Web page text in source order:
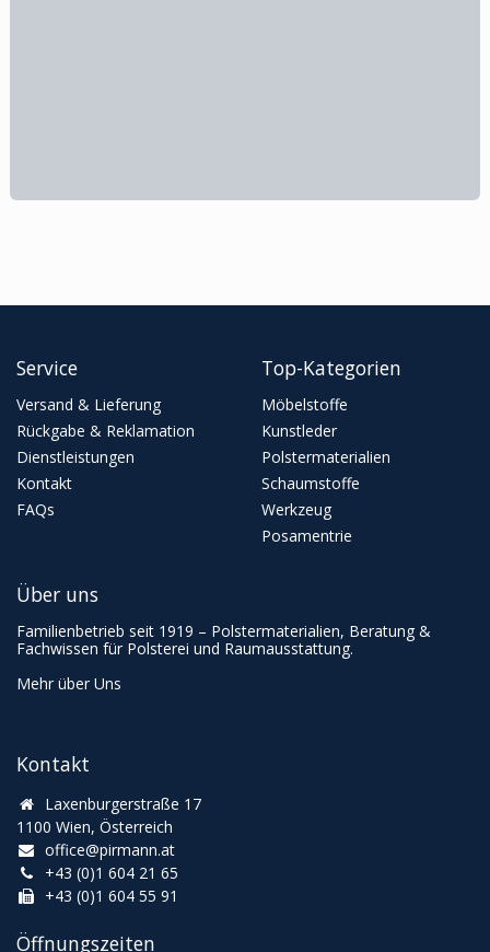
Service
Versand & Lieferung
Rückgabe & Reklamation
Dienstleistungen
Kontakt
FAQs
Top-Kategorien
Möbelstoffe
Kunstleder
Polstermaterialien
Schaumstoffe
Werkzeug
Posamentrie
Kontakt
Laxenburgerstraße 17
1100 Wien, Österreich
office@pirmann.at
+43 (0)1 604 21 65
+43 (0)1 604 55 91
Öffnungszeiten
Über uns
Familienbetrieb seit 1919 – Polstermaterialien, Beratung &
Fachwissen für Polsterei und Raumausstattung.
Mehr über Uns